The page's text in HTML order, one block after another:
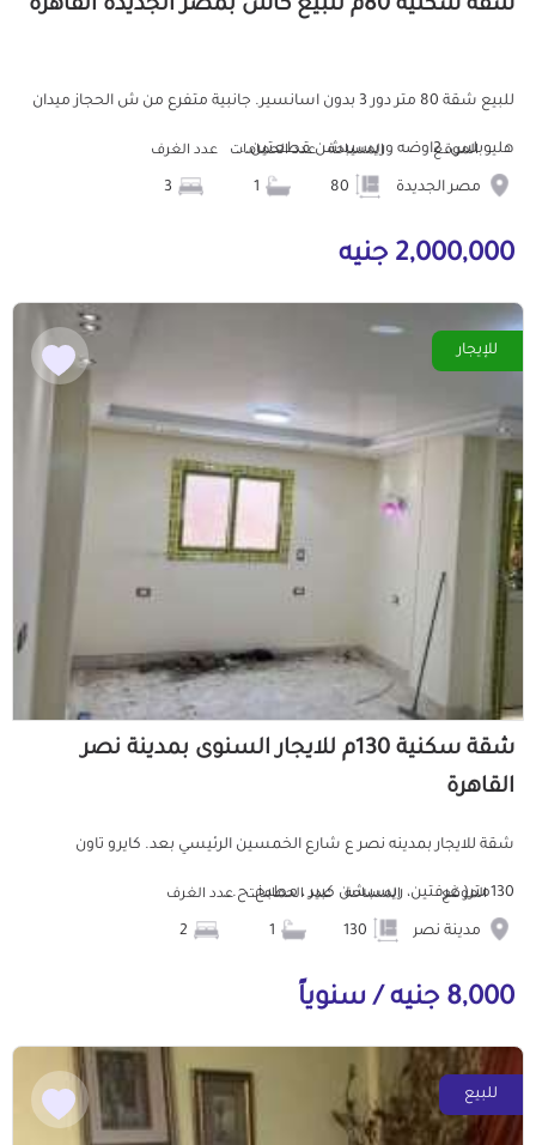
شقة سكنية 80م للبيع كاش بمصر الجديدة القاهرة
للبيع شقة 80 متر دور 3 بدون اسانسير. جانبية متفرع من ش الحجاز ميدان
هليوبلس. 2اوضه وريسيبشن قطعتين...
الموقع
مصر الجديدة
المساحة عدد الحمامات عدد الغرف
2,000,000 جنيه
للإيجار
شقة سكنية 130م للايجار السنوى بمدينة نصر
القاهرة
شقة للايجار بمدينه نصر ع شارع الخمسين الرئيسي بعد. كايرو تاون
130متر( غرفتين، ريسبشن كبير ، مطبخ، ح... الموقع
مدينة نصر
المساحة عدد الحمامات عدد الغرف
8,000 جنيه / سنوياً
للبيع